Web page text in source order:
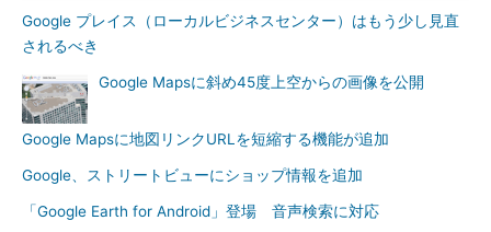
Google プレイス（ローカルビジネスセンター）はもう少し見直
されるべき
Google Mapsに斜め45度上空からの画像を公開
Google Mapsに地図リンクURLを短縮する機能が追加
Google、ストリートビューにショップ情報を追加
「Google Earth for Android」登場 音声検索に対応